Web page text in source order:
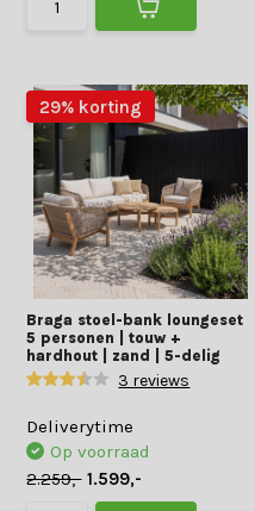
29% korting
Braga stoel-bank loungeset
5 personen | touw +
hardhout | zand | 5-delig
3 reviews
Deliverytime
Op voorraad
2.259,- 1.599,-